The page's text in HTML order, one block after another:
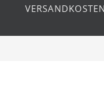
VERSANDKOSTEN